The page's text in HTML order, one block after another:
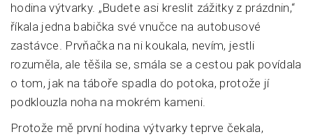
Kontakty
hodina výtvarky. „Budete asi kreslit zážitky z prázdnin,“
říkala jedna babička své vnučce na autobusové
zastávce. Prvňačka na ni koukala, nevím, jestli
rozuměla, ale těšila se, smála se a cestou pak povídala
o tom, jak na táboře spadla do potoka, protože jí
podklouzla noha na mokrém kameni.
Protože mě první hodina výtvarky teprve čekala,